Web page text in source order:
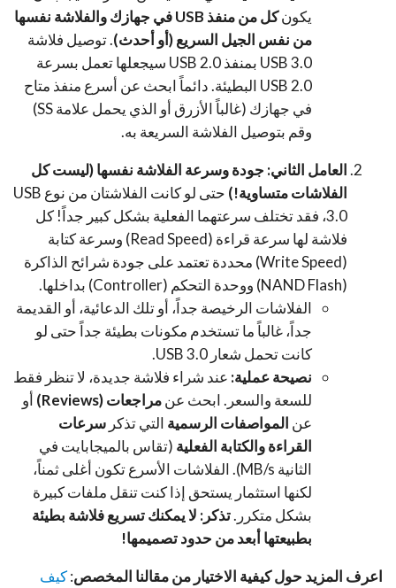
يكون
كل من منفذ USB في جهازك والفلاشة نفسها
من نفس الجيل السريع (أو أحدث). توصيل فلاشة
USB 3.0 بمنفذ USB 2.0 سيجعلها تعمل بسرعة
USB 2.0 البطيئة. دائماً ابحث عن أسرع منفذ متاح
في جهازك (غالباً الأزرق أو الذي يحمل علامة SS)
وقم بتوصيل الفلاشة السريعة به.
العامل الثاني: جودة وسرعة الفلاشة نفسها (ليست كل
الفلاشات متساوية!)
حتى لو كانت الفلاشتان من نوع USB
3.0، فقد تختلف سرعتهما الفعلية بشكل كبير جداً! كل
فلاشة لها سرعة قراءة (Read Speed) وسرعة كتابة
(Write Speed) محددة تعتمد على جودة شرائح الذاكرة
(NAND Flash) ووحدة التحكم (Controller) بداخلها.
الفلاشات الرخيصة جداً، أو تلك الدعائية، أو القديمة
جداً، غالباً ما تستخدم مكونات بطيئة جداً حتى لو
كانت تحمل شعار USB 3.0.
نصيحة عملية: عند شراء فلاشة جديدة، لا تنظر فقط
للسعة والسعر. ابحث عنمراجعات (Reviews)
أو
عن المواصفات الرسمية التي تذكر سرعات
القراءة والكتابة الفعلية (تقاس بالميجابايت في
الثانية MB/s). الفلاشات الأسرع تكون أغلى ثمناً،
لكنها استثمار يستحق إذا كنت تنقل ملفات كبيرة
بشكل متكرر.تذكر: لا يمكنك تسريع فلاشة بطيئة
بطبيعتها أبعد من حدود تصميمها!
اعرف المزيد حول كيفية الاختيار من مقالنا المخصص:كيف